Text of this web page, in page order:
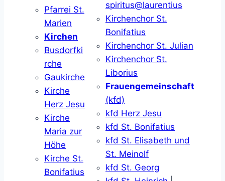
Pfarrei St.
Marien
Kirchen
Busdorfki
rche
Gaukirche
Kirche
Herz Jesu
Kirche
Maria zur
Höhe
Kirche St.
Bonifatius
spiritus@laurentius
Kirchenchor St.
Bonifatius
Kirchenchor St. Julian
Kirchenchor St.
Liborius
Frauengemeinschaft
(kfd)
kfd Herz Jesu
kfd St. Bonifatius
kfd St. Elisabeth und
St. Meinolf
kfd St. Georg